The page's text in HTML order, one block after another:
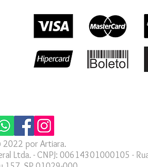
por Artiara.
Ltda. - CNPJ: 00614301000105 -